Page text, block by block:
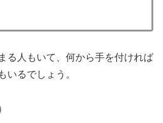
る人もいて、何から手を付ければ
いるでしょう。